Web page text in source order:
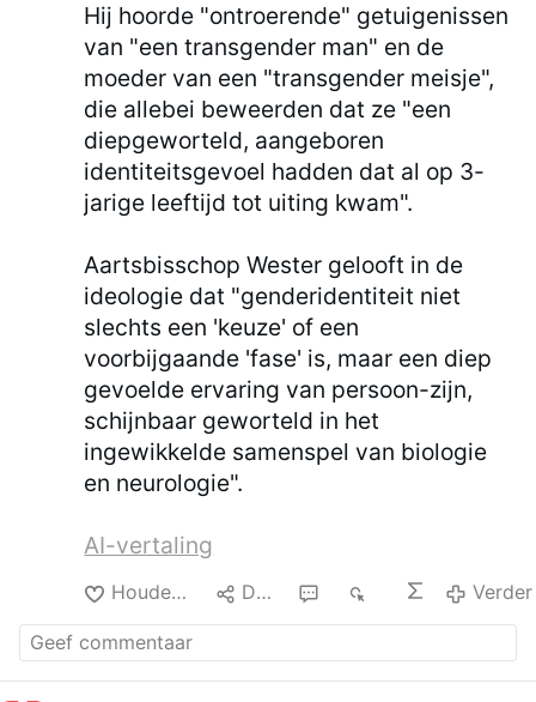
Hij hoorde "ontroerende" getuigenissen
van "een transgender man" en de
moeder van een "transgender meisje",
die allebei beweerden dat ze "een
diepgeworteld, aangeboren
identiteitsgevoel hadden dat al op 3-
jarige leeftijd tot uiting kwam".
Aartsbisschop Wester gelooft in de
ideologie dat "genderidentiteit niet
slechts een 'keuze' of een
voorbijgaande 'fase' is, maar een diep
gevoelde ervaring van persoon-zijn,
schijnbaar geworteld in het
ingewikkelde samenspel van biologie
en neurologie".
AI-vertaling
Houden van Delen Verder